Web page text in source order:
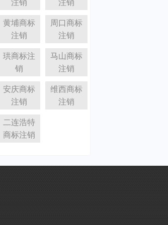
注销 注销
黄埔商标
注销
周口商标
注销
珙商标注
销
马山商标
注销
安庆商标
注销
维西商标
注销
二连浩特
商标注销